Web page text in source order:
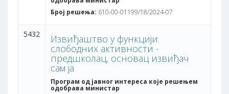
Број решења: 610-00-01199/18/2024-07
5432 Извиђаштво у функцији
слободних активности -
предшколац, основац извиђач
сам ја
Програм од јавног интереса које решењем
одобрава министар